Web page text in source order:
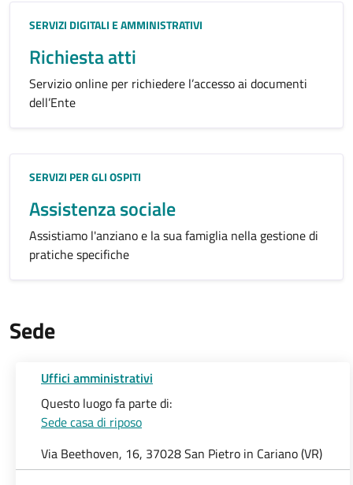
Categoria:
SERVIZI DIGITALI E AMMINISTRATIVI
Richiesta atti
Servizio online per richiedere l’accesso ai documenti
dell’Ente
Categoria:
SERVIZI PER GLI OSPITI
Assistenza sociale
Assistiamo l'anziano e la sua famiglia nella gestione di
pratiche specifiche
Sede
Uffici amministrativi
Questo luogo fa parte di:
Sede casa di riposo
Via Beethoven, 16, 37028 San Pietro in Cariano (VR)